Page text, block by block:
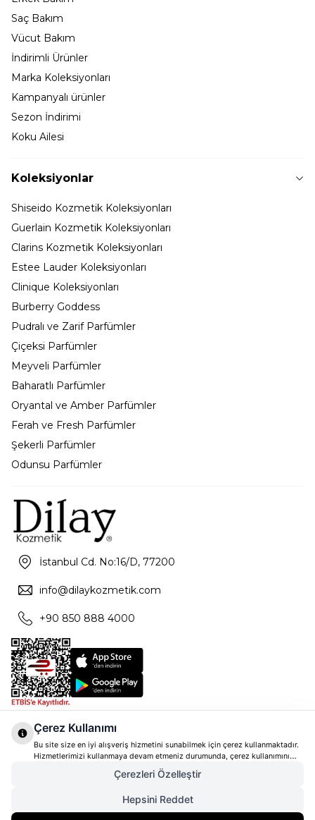
4.570,00TL
Saç Bakım
Vücut Bakım
İndirimli Ürünler
Marka Koleksiyonları
Kampanyalı ürünler
Sezon İndirimi
Koku Ailesi
Koleksiyonlar
Shiseido Kozmetik Koleksiyonları
Guerlain Kozmetik Koleksiyonları
Clarins Kozmetik Koleksiyonları
Estee Lauder Koleksiyonları
Clinique Koleksiyonları
Burberry Goddess
Pudralı ve Zarif Parfümler
Çiçeksi Parfümler
Meyveli Parfümler
Baharatlı Parfümler
Oryantal ve Amber Parfümler
Ferah ve Fresh Parfümler
Şekerli Parfümler
Odunsu Parfümler
İstanbul Cd. No:16/D, 77200
info@dilaykozmetik.com
+90 850 888 4000
Çerez Kullanımı
Bu site size en iyi alışveriş hizmetini sunabilmek için çerez kullanmaktadır.
Hizmetlerimizi kullanmaya devam etmeniz durumunda, çerez kullanımını
kabul ettiğinizi varsayacağız. Çerezler hakkında daha fazla bilgi ve nasıl
reddedeceğinizi öğrenmek içintıklayınız
Çerezleri Özelleştir
Hepsini Reddet